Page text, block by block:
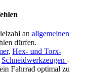
an allgemeinen
dürfen.
, Hex- und Torx-
Schneidwerkzeugen -
Fahrrad optimal zu